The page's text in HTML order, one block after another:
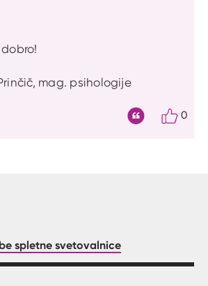
mag. psihologije
0
spletne svetovalnice